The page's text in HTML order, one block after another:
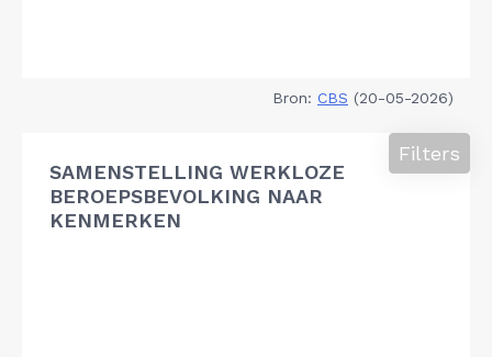
Bron: CBS (20-05-2026)
SAMENSTELLING WERKLOZE
BEROEPSBEVOLKING NAAR
KENMERKEN
Filters